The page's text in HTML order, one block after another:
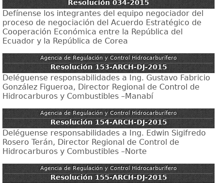
Resolución 034-2015
Defínense los integrantes del equipo negociador del
proceso de negociación del Acuerdo Estratégico de
Cooperación Económica entre la República del
Ecuador y la República de Corea
Agencia de Regulación y Control Hidrocarburífero
Resolución 153-ARCH-DJ-2015
Deléguense responsabilidades a Ing. Gustavo Fabricio
González Figueroa, Director Regional de Control de
Hidrocarburos y Combustibles –Manabí
Agencia de Regulación y Control Hidrocarburífero
Resolución 154-ARCH-DJ-2015
Deléguense responsabilidades a Ing. Edwin Sigifredo
Rosero Terán, Director Regional de Control de
Hidrocarburos y Combustibles –Norte
Agencia de Regulación y Control Hidrocarburífero
Resolución 155-ARCH-DJ-2015